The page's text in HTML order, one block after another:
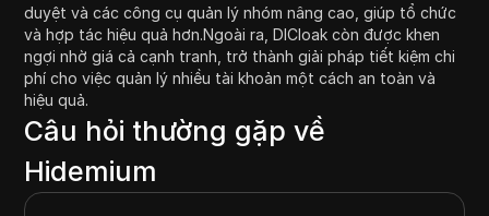
duyệt và các công cụ quản lý nhóm nâng cao, giúp tổ chức
và hợp tác hiệu quả hơn.Ngoài ra, DICloak còn được khen
ngợi nhờ giá cả cạnh tranh, trở thành giải pháp tiết kiệm chi
phí cho việc quản lý nhiều tài khoản một cách an toàn và
hiệu quả.
Câu hỏi thường gặp về
Hidemium